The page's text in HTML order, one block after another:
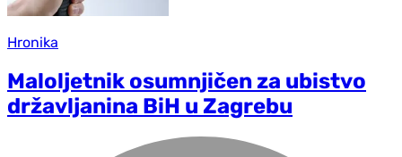
Hronika
Maloljetnik osumnjičen za ubistvo
državljanina BiH u Zagrebu